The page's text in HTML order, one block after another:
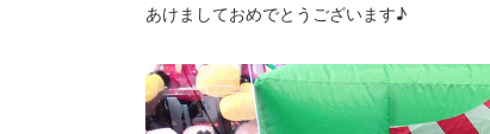
あけましておめでとうございます♪